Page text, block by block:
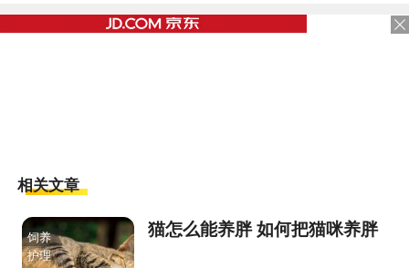
相关文章
饲养
护理
猫怎么能养胖 如何把猫咪养胖